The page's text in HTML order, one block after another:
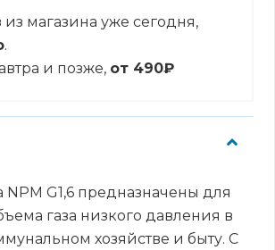
магазина уже сегодня,
.
и позже, от 490₽
NPM G1,6 предназначены для
газа низкого давления в
хозяйстве и быту. С